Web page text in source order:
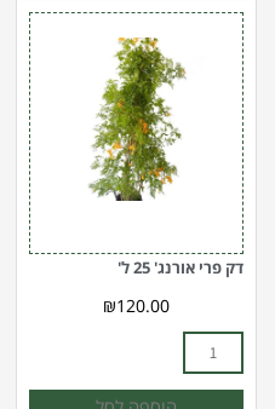
דק פרי אורנג' 25 ל'
₪120.00
כמות
של
דק
פרי
אורנג'
25
ל'